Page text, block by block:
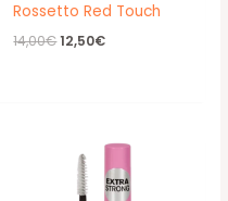
Rossetto Red Touch
14,00€Il
12,50€Il